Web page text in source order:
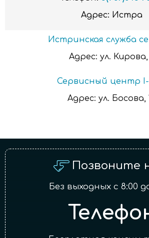
Адрес: Истра
Истринская служба
Адрес: ул. Кирова,
Сервисный центр I-
Адрес: ул. Босова,
Позвоните
Без выходных с 8:00